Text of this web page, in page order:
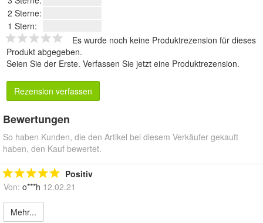
2 Sterne:
1 Stern:
Es wurde noch keine Produktrezension für dieses
Produkt abgegeben.
Seien Sie der Erste. Verfassen Sie jetzt eine Produktrezension.
Rezension verfassen
Bewertungen
So haben Kunden, die den Artikel bei diesem Verkäufer gekauft
haben, den Kauf bewertet.
Positiv
Von: o***h 12.02.21
Mehr...